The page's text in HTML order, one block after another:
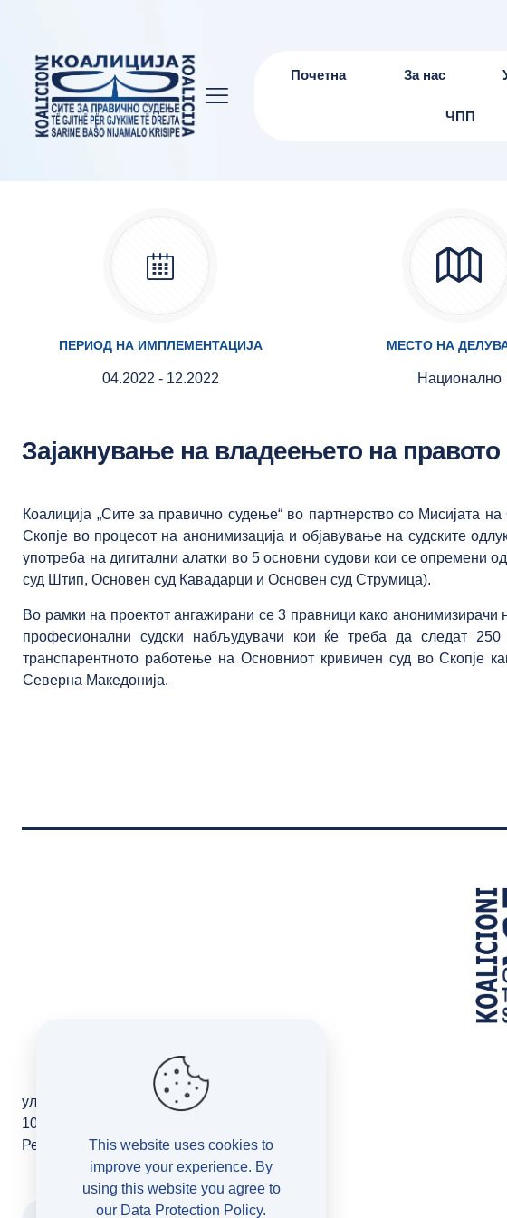
Почетна За нас
ЧПП
ПЕРИОД НА ИМПЛЕМЕНТАЦИЈА
04.2022 - 12.2022
МЕСТО НА
Национално
Зајакнување на владеењето на
Коалиција „Сите за правично судење“ во партнерство со Мисијата
Скопје во процесот на анонимизација и објавување на судските
употреба на дигитални алатки во 5 основни судови кои се опремени
суд Штип, Основен суд Кавадарци и Основен суд Струмица).
Во рамки на проектот ангажирани се 3 правници како анонимизирачи
професионални судски набљудувачи кои ќе треба да следат
транспарентното работење на Основниот кривичен суд во Скопје
Северна Македонија.
ул. Македонија 11/2-10
1000, Скопје
Република Северна Македонија
This website uses cookies to
improve your experience. By
using this website you agree to
our Data Protection Policy.